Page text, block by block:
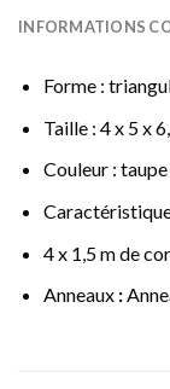
INFORMATIONS
Forme :
Taille : 4 x 5 x
Couleur : taupe
4 x 1,5 m de
Anneaux: